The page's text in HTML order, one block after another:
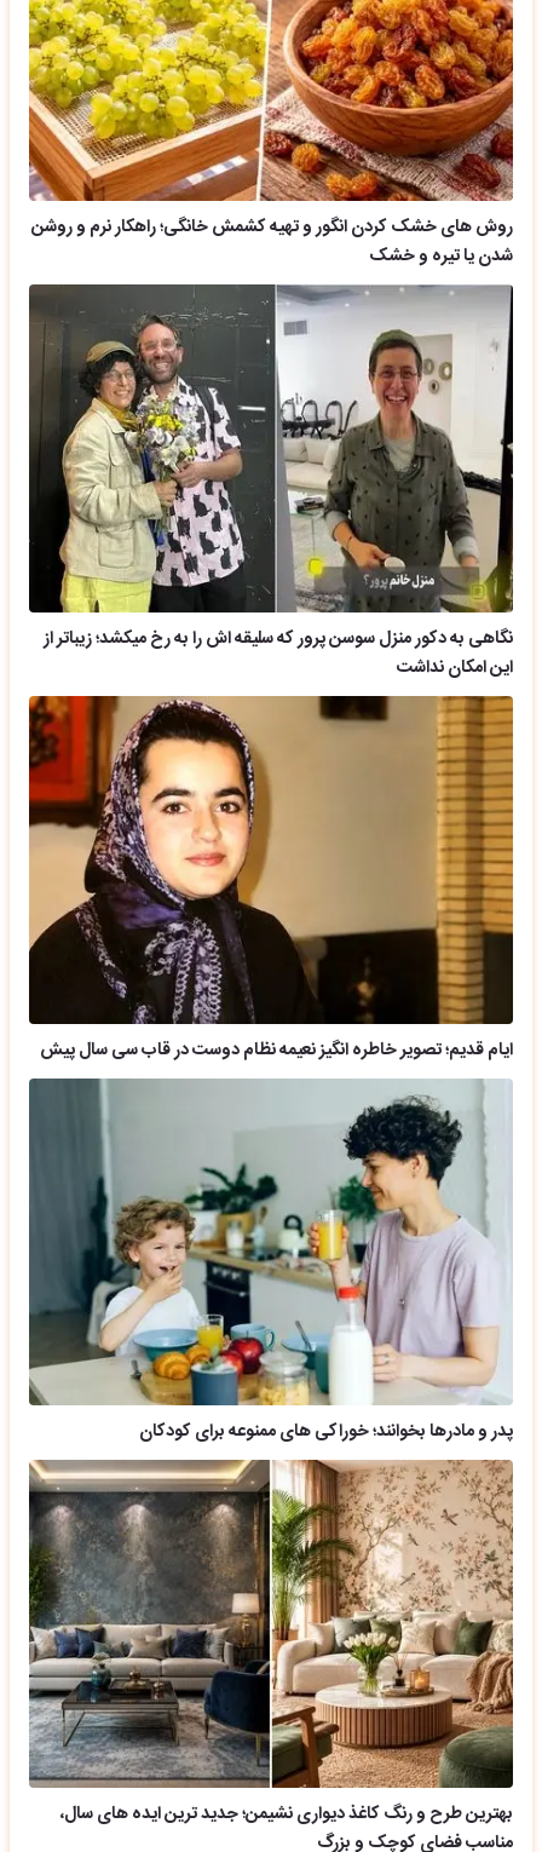
روش های خشک کردن انگور و تهیه کشمش خانگی؛ راهکار نرم و روشن
شدن یا تیره و خشک
نگاهی به دکور منزل سوسن پرور که سلیقه اش را به رخ میکشد؛ زیباتر از
این امکان نداشت
ایام قدیم؛ تصویر خاطره انگیز نعیمه نظام دوست در قاب سی سال پیش
پدر و مادرها بخوانند؛ خوراکی های ممنوعه برای کودکان
بهترین طرح و رنگ کاغذ دیواری نشیمن؛ جدید ترین ایده های سال،
مناسب فضای کوچک و بزرگ